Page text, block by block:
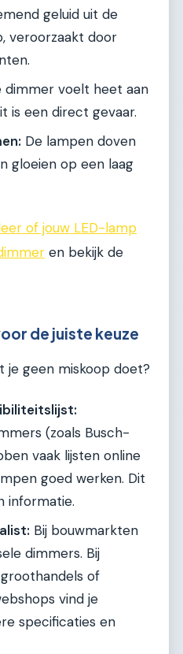
geluid uit de
veroorzaakt door
dimmer voelt heet aan
is een direct gevaar.
De lampen doven
gloeien op een laag
of jouw LED-lamp
en bekijk de
de juiste keuze
je geen miskoop doet?
(zoals Busch-
vaak lijsten online
goed werken. Dit
informatie.
Bij bouwmarkten
dimmers. Bij
of
vind je
specificaties en